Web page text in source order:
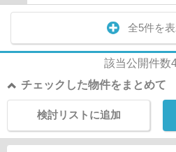
全5件を
該当公開件数
チェックした物件をまとめて
検討リストに追加